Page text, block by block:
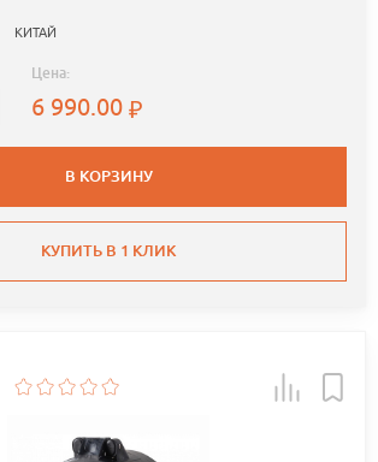
КИТАЙ
Цена:
6 990.00
В КОРЗИНУ
КУПИТЬ В 1 КЛИК